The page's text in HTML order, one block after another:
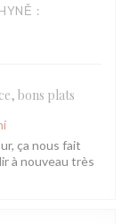
:
bons plats
ça nous fait
à nouveau très